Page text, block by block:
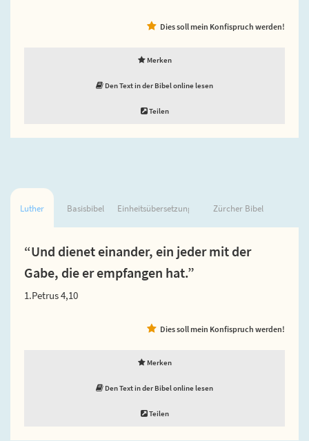
Dies soll mein Konfispruch werden!
Merken
Den Text in der Bibel online lesen
Teilen
Luther Basisbibel Einheitsübersetzung Zürcher Bibel
“Und dienet einander, ein jeder mit der
Gabe, die er empfangen hat.”
1.Petrus 4,10
Dies soll mein Konfispruch werden!
Merken
Den Text in der Bibel online lesen
Teilen